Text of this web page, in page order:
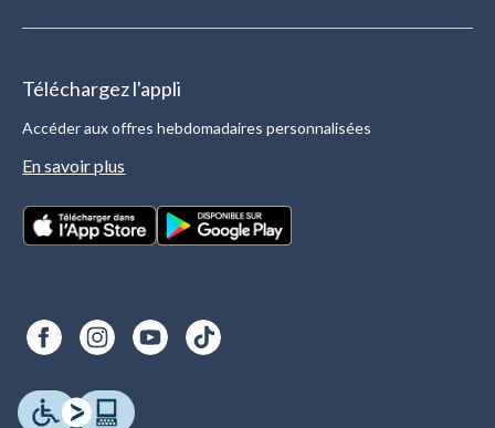
Téléchargez l'appli
Accéder aux offres hebdomadaires personnalisées
En savoir plus